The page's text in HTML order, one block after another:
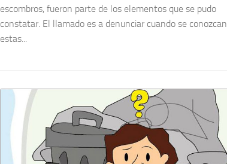
escombros, fueron parte de los elementos que se pudo
constatar. El llamado es a denunciar cuando se conozcan
estas...